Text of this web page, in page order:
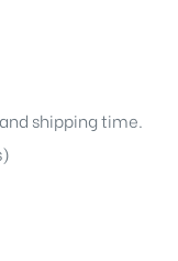
shipping time.